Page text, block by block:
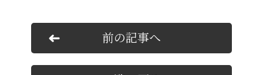
前の記事へ